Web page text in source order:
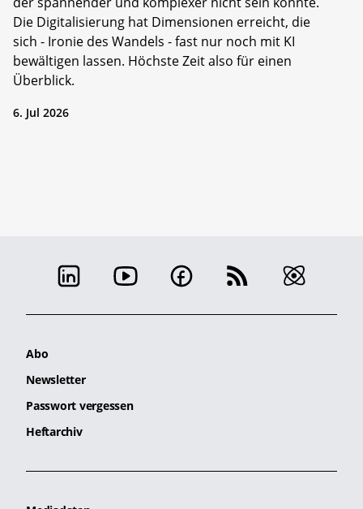
Die Digitalisierung hat Dimensionen erreicht, die
sich - Ironie des Wandels - fast nur noch mit KI
bewältigen lassen. Höchste Zeit also für einen
Überblick.
6. Jul 2026
Abo
Newsletter
Passwort vergessen
Heftarchiv